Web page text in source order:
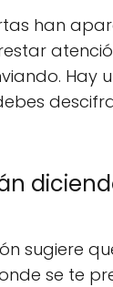
han
Hay
sugiere
se te